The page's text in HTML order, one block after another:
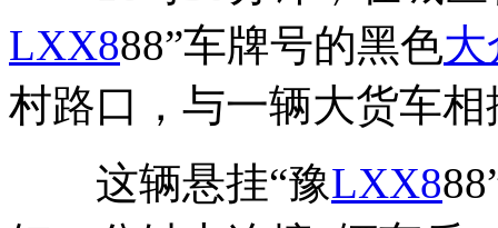
LXX888”车牌号的黑色大
村路口，与一辆大货车
这辆悬挂“豫LXX8